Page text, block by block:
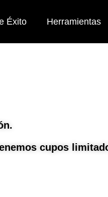
Éxito Herramientas
cupos